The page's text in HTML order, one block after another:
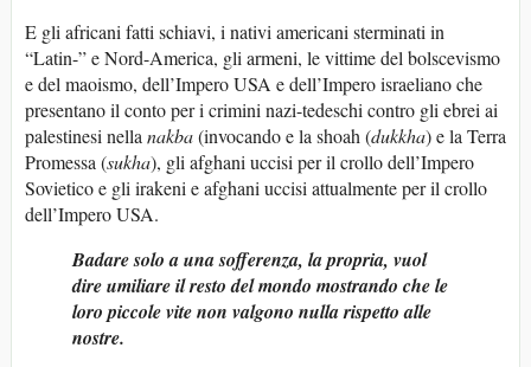
E gli africani fatti schiavi, i nativi americani sterminati in
“Latin-” e Nord-America, gli armeni, le vittime del bolscevismo
e del maoismo, dell’Impero USA e dell’Impero israeliano che
presentano il conto per i crimini nazi-tedeschi contro gli ebrei ai
palestinesi nella nakba(invocando e la shoah (dukkha) e la Terra
Promessa (sukha), gli afghani uccisi per il crollo dell’Impero
Sovietico e gli irakeni e afghani uccisi attualmente per il crollo
dell’Impero USA.
Badare solo a una sofferenza, la propria, vuol
dire umiliare il resto del mondo mostrando che le
loro piccole vite non valgono nulla rispetto alle
nostre.